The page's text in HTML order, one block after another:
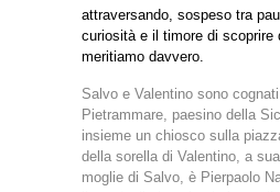
attraversando, sospeso tra
curiosità e il timore di scoprire
meritiamo davvero.
Salvo e Valentino sono
Pietrammare, paesino della
insieme un chiosco sulla
della sorella di Valentino, a
moglie di Salvo, è Pierpaolo